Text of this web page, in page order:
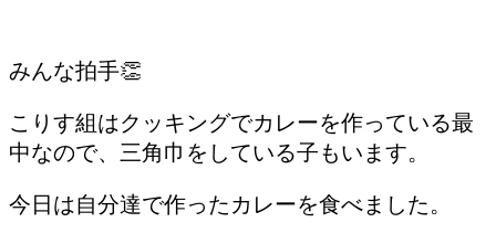
みんな拍手👏
こりす組はクッキングでカレーを作っている最
中なので、三角巾をしている子もいます。
今日は自分達で作ったカレーを食べました。